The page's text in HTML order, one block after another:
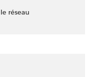
réseau